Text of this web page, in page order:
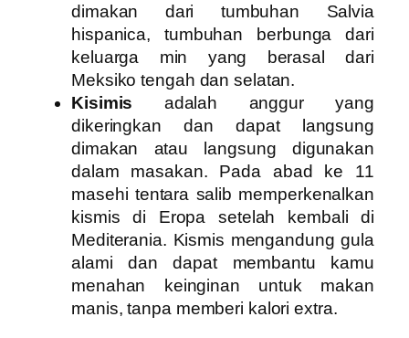
dimakan dari tumbuhan Salvia
hispanica, tumbuhan berbunga dari
keluarga min yang berasal dari
Meksiko tengah dan selatan.
Kisimis adalah anggur yang
dikeringkan dan dapat langsung
dimakan atau langsung digunakan
dalam masakan. Pada abad ke 11
masehi tentara salib memperkenalkan
kismis di Eropa setelah kembali di
Mediterania. Kismis mengandung gula
alami dan dapat membantu kamu
menahan keinginan untuk makan
manis, tanpa memberi kalori extra.